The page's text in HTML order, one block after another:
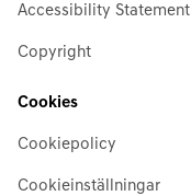
Accessibility Statement
Copyright
Cookies
Cookiepolicy
Cookieinställningar